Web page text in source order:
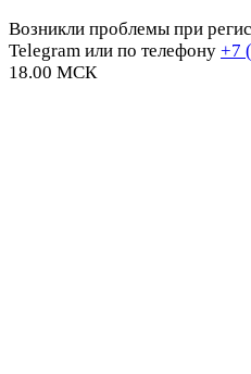
Возникли проблемы при
Telegram или по телефону +7
18.00 МСК